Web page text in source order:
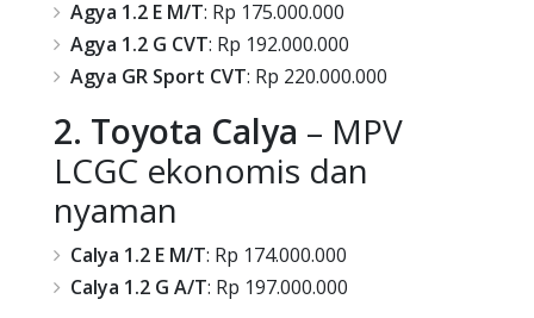
Agya 1.2 E M/T: Rp 175.000.000
Agya 1.2 G CVT: Rp 192.000.000
Agya GR Sport CVT: Rp 220.000.000
2. Toyota Calya – MPV
LCGC ekonomis dan
nyaman
Calya 1.2 E M/T: Rp 174.000.000
Calya 1.2 G A/T: Rp 197.000.000